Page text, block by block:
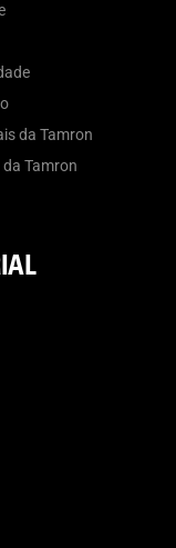
da Tamron
Tamron